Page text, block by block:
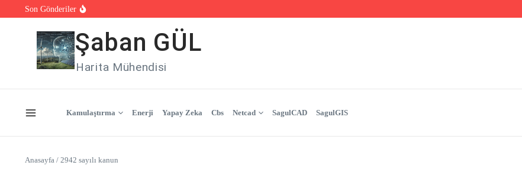
İçeriğe atlaSon Gönderiler
19.SagulGIS ile Tek Yerden Yönetim
20.Kurumsallık ve Profesyonel Yönetim İçin Çözüm: SagulGIS
Şaban GÜL
Harita Mühendisi
Kamulaştırma Enerji Yapay Zeka Cbs Netcad SagulCAD SagulGIS
Anasayfa / 2942 sayılı kanun